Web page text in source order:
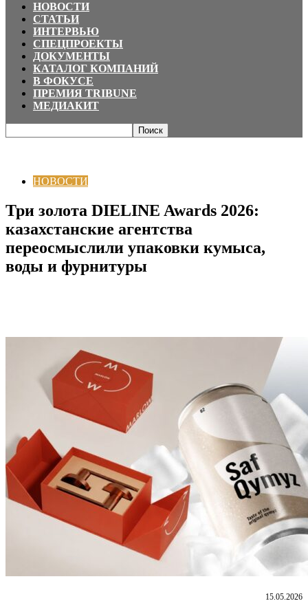
НОВОСТИ
СТАТЬИ
ИНТЕРВЬЮ
СПЕЦПРОЕКТЫ
ДОКУМЕНТЫ
КАТАЛОГ КОМПАНИЙ
В ФОКУСЕ
ПРЕМИЯ TRIBUNE
МЕДИАКИТ
НОВОСТИ
Три золота DIELINE Awards 2026:
казахстанские агентства
переосмыслили упаковки кумыса,
воды и фурнитуры
15.05.2026